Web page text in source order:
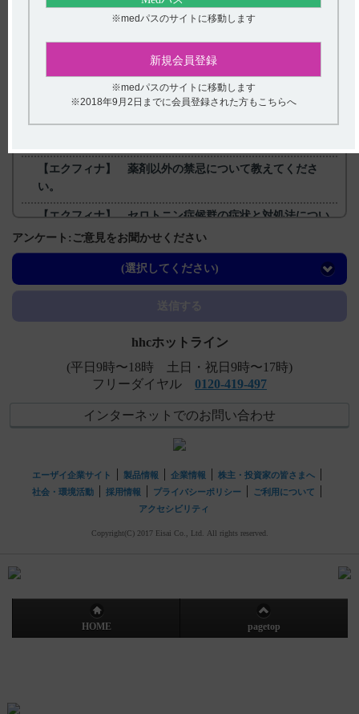
戻る
関連するQ&A
【エクフィナ】 薬剤以外の禁忌について教えてくださ
い。
【エクフィナ】 セロトニン症候群の症状と対処法につい
て教えてください。
【エクフィナ】 自動車の運転はしてもいいですか？
アンケート:ご意見をお聞かせください
(選択してください)
※medパスのサイトに移動します
新規会員登録
※medパスのサイトに移動します
※2018年9月2日までに会員登録された方もこちらへ
hhcホットライン
(平日9時〜18時 土日・祝日9時〜17時)
フリーダイヤル 0120-419-497
インターネットでのお問い合わせ
エーザイ企業サイト 製品情報 企業情報
株主・投資家の皆さまへ
社会・環境活動
採用情報 プライバシーポリシー
ご利用について
アクセシビリティ
Copyright(C) 2017 Eisai Co., Ltd. All rights reserved.
HOME pagetop